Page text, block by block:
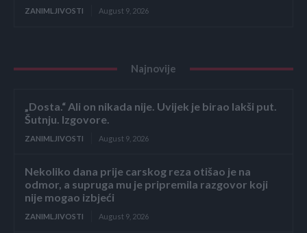
ZANIMLJIVOSTI August 9, 2026
Najnovije
„Dosta.“ Ali on nikada nije. Uvijek je birao lakši put.
Šutnju. Izgovore.
ZANIMLJIVOSTI August 9, 2026
Nekoliko dana prije carskog reza otišao je na
odmor, a supruga mu je pripremila razgovor koji
nije mogao izbjeći
ZANIMLJIVOSTI August 9, 2026